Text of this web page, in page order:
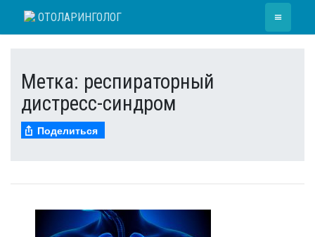
ОТОЛАРИНГОЛОГ ≡
Метка: респираторный
дистресс-синдром
Поделиться